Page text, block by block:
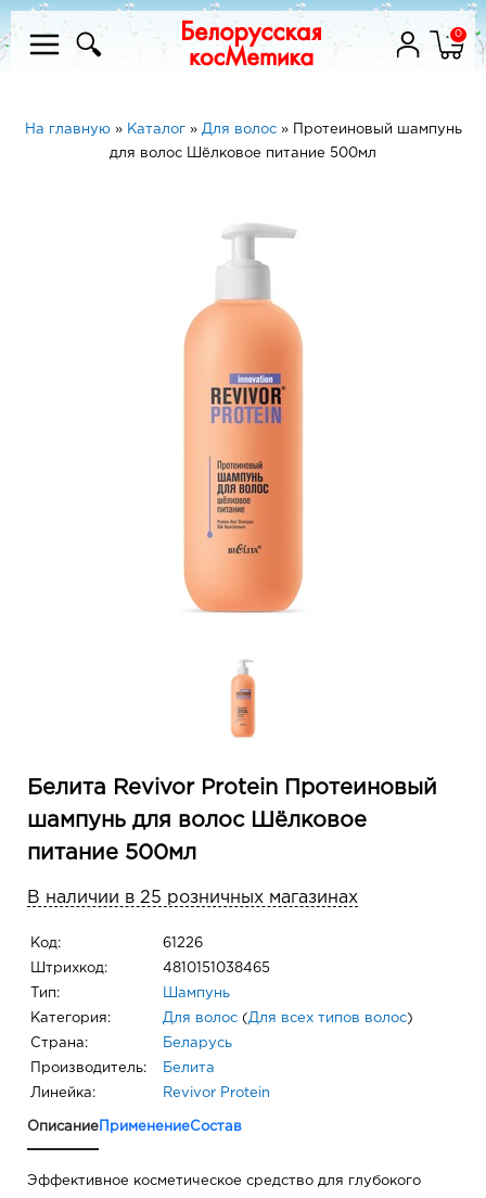
0
На главную» Каталог» Для волос»
Протеиновый шампунь
для волос Шёлковое питание 500мл
Белита Revivor Protein Протеиновый
шампунь для волос Шёлковое
питание 500мл
В наличии в 25 розничных магазинах
Код: 61226
Штрихкод: 4810151038465
Тип: Шампунь
Категория: Для волос ( Для всех типов волос)
Страна: Беларусь
Производитель: Белита
Линейка: Revivor Protein
Описание ПрименениеСостав
Эффективное косметическое средство для глубокого